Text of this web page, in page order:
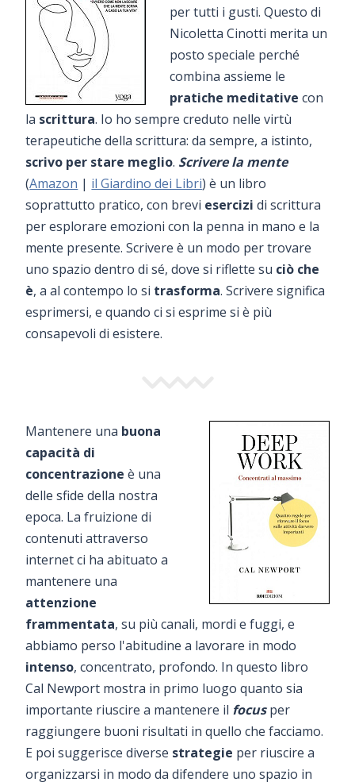
per tutti i gusti. Questo di
Nicoletta Cinotti merita un
posto speciale perché
combina assieme le
pratiche meditative con
la scrittura. Io ho sempre creduto nelle virtù
terapeutiche della scrittura: da sempre, a istinto,
scrivo per stare meglio. Scrivere la mente
(Amazon | il Giardino dei Libri) è un libro
soprattutto pratico, con brevi esercizi di scrittura
per esplorare emozioni con la penna in mano e la
mente presente. Scrivere è un modo per trovare
uno spazio dentro di sé, dove si riflette su ciò che
è, a al contempo lo si trasforma. Scrivere significa
esprimersi, e quando ci si esprime si è più
consapevoli di esistere.
Mantenere una buona
capacità di
concentrazione è una
delle sfide della nostra
epoca. La fruizione di
contenuti attraverso
internet ci ha abituato a
mantenere una
attenzione
frammentata, su più canali, mordi e fuggi, e
abbiamo perso l'abitudine a lavorare in modo
intenso, concentrato, profondo. In questo libro
Cal Newport mostra in primo luogo quanto sia
importante riuscire a mantenere il focusper
raggiungere buoni risultati in quello che facciamo.
E poi suggerisce diverse strategie per riuscire a
organizzarsi in modo da difendere uno spazio in